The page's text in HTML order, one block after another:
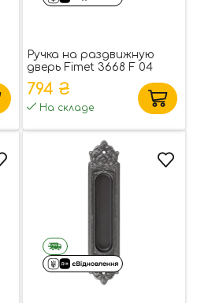
Ручка на раздвижную
дверь Fimet 3668 F 04
хром (40797)
794 ₴
На складе